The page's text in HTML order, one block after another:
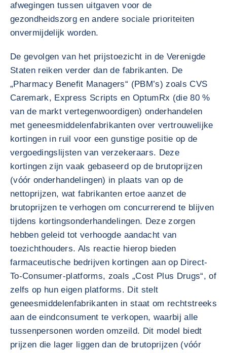
afwegingen tussen uitgaven voor de
gezondheidszorg en andere sociale prioriteiten
onvermijdelijk worden.
De gevolgen van het prijstoezicht in de Verenigde
Staten reiken verder dan de fabrikanten. De
„Pharmacy Benefit Managers“ (PBM’s) zoals CVS
Caremark, Express Scripts en OptumRx (die 80 %
van de markt vertegenwoordigen) onderhandelen
met geneesmiddelenfabrikanten over vertrouwelijke
kortingen in ruil voor een gunstige positie op de
vergoedingslijsten van verzekeraars. Deze
kortingen zijn vaak gebaseerd op de brutoprijzen
(vóór onderhandelingen) in plaats van op de
nettoprijzen, wat fabrikanten ertoe aanzet de
brutoprijzen te verhogen om concurrerend te blijven
tijdens kortingsonderhandelingen. Deze zorgen
hebben geleid tot verhoogde aandacht van
toezichthouders. Als reactie hierop bieden
farmaceutische bedrijven kortingen aan op Direct-
To-Consumer-platforms, zoals „Cost Plus Drugs“, of
zelfs op hun eigen platforms. Dit stelt
geneesmiddelenfabrikanten in staat om rechtstreeks
aan de eindconsument te verkopen, waarbij alle
tussenpersonen worden omzeild. Dit model biedt
prijzen die lager liggen dan de brutoprijzen (vóór